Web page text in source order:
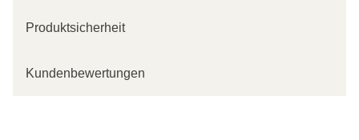
Produktsicherheit
Kundenbewertungen